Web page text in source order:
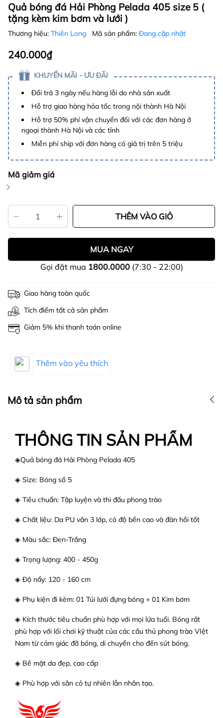
Quả bóng đá Hải Phòng Pelada 405 size 5 (
tặng kèm kim bơm và lưới )
Thương hiệu: Thiên Long Mã sản phẩm: Đang cập nhật
240.000₫
KHUYẾN MÃI - ƯU ĐÃI
Đổi trả 3 ngày nếu hàng lỗi do nhà sản xuất
Hỗ trợ giao hàng hỏa tốc trong nội thành Hà Nội
Hỗ trợ 50% phí vận chuyển đối với các đơn hàng ở
ngoại thành Hà Nội và các tỉnh
Miễn phí ship với đơn hàng có giá trị trên 5 triệu
Mã giảm giá
THÊM VÀO GIỎ
MUA NGAY
Gọi đặt mua 1800.0000(7:30 - 22:00)
Giao hàng toàn quốc
Tích điểm tất cả sản phẩm
Giảm 5% khi thanh toán online
Thêm vào yêu thích
Mô tả sản phẩm
THÔNG TIN SẢN PHẨM
◈Quả bóng đá Hải Phòng Pelada 405
◈ Size: Bóng số 5​​​​​​
◈ Tiêu chuẩn: Tập luyện và thi đấu phong trào
◈ Chất liệu: Da PU vân 3 lớp, có độ bền cao và đàn hồi tốt
◈ Màu sắc: Đen-Trắng
◈ Trọng lượng: 400 - 450g
◈ Độ nẩy: 120 - 160 cm
◈ Phụ kiện đi kèm: 01 Túi lưới đựng bóng + 01 Kim bơm
◈ Kích thước tiêu chuẩn phù hợp với mọi lứa tuổi. Bóng rất
phù hợp với lối chơi kỹ thuật của các cầu thủ phong trào VIệt
Nam từ cảm giác đỡ bóng, di chuyển cho đến sút bóng.
◈ Bề mặt da đẹp, cao cấp
◈ Phù hợp với sân cỏ tự nhiên lẫn nhân tạo.